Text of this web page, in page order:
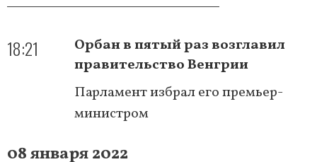
18:21
Орбан в пятый раз возглавил
правительство Венгрии
Парламент избрал его премьер-
министром
08 января 2022